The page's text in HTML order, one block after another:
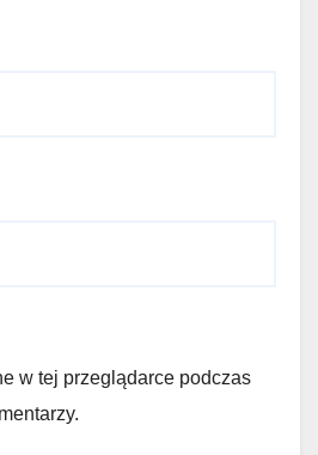
w tej przeglądarce podczas